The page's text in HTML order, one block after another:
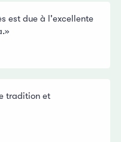
est due à l'excellente
tradition et